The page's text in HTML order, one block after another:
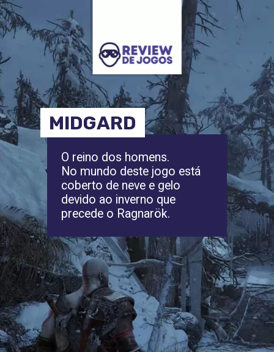
O reino dos homens.
No mundo deste jogo está
coberto de neve e gelo
devido ao inverno que
precede o Ragnarök.
MIDGARD